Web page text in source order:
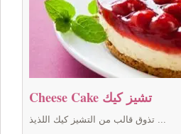
Cheese Cake تشيز كيك
تذوق قالب من التشيز كيك اللذيذ ...